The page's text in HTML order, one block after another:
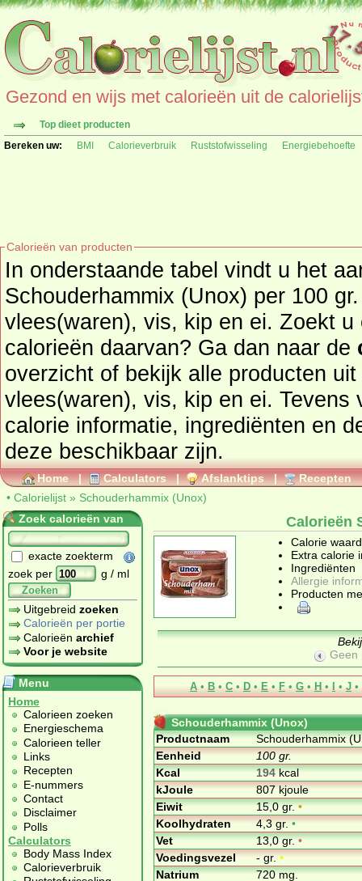
Gezond en wijs met calorieën uit de
Top dieet producten
Bereken uw:
BMI Calorieverbruik Ruststofwisseling Energiebehoefte
Calorieën van producten
In onderstaande tabel vindt u het
Schouderhammix (Unox) per 100 gr. uit de
vlees(waren), vis, kip en ei. Zoekt
calorieën daarvan? Ga dan naar de
overzicht of bekijk alle producten
vlees(waren), vis, kip en ei. Tevens vindt u ook de uitgebreide
calorie informatie, ingrediënten en de
deze beschikbaar zijn.
Home | Calculators | Afslanktips | Recepten
• Calorielijst » Schouderhammix (Unox)
Zoek calorieën van
exacte zoekterm
zoek per
g / ml
Zoeken
Uitgebreid zoeken
Calorieën per portie
Calorieën archief
Voor je website
Menu
Home
Calorieen zoeken
Energieschema
Calorieen teller
Links
Recepten
E-nummers
Contact
Disclaimer
Polls
Calculators
Body Mass Index
Calorieverbruik
Calorieën
Calorie
Extra calorie
Ingrediënten
Allergie
Producten
Geen
A • B • C • D • E • F • G • H • I • J •
Schouderhammix (Unox)
Productnaam
Schouderhammix
Eenheid
100 gr.
Kcal
194kcal
kJoule
807 kjoule
Eiwit
15,0 gr.•
Koolhydraten
4,3 gr.•
Vet
13,0 gr.•
Voedingsvezel
- gr.•
Natrium
720 mg.